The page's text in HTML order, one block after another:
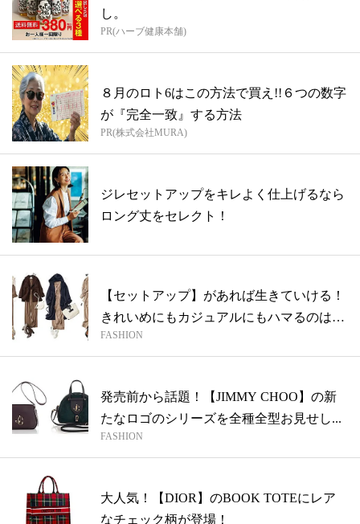
し。
PR(ハーブ健康本舗)
８月のロト6はこの方法で買え!!６つの数字
が『完全一致』する方法
PR(株式会社MURA)
ジレセットアップをキレよく仕上げるなら
ロング丈をセレクト！
【セットアップ】があれば生きていける！
きれいめにもカジュアルにもハマるのは何
素...
FASHION
発売前から話題！【JIMMY CHOO】の新
たなロゴのシリーズを全種全型お見せし...
FASHION
大人気！【DIOR】のBOOK TOTEにレア
なチェック柄が登場！